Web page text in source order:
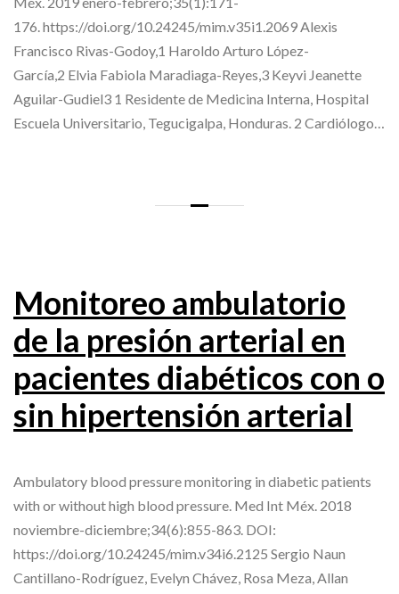
176. https://doi.org/10.24245/mim.v35i1.2069 Alexis
Francisco Rivas-Godoy,1 Haroldo Arturo López-
García,2 Elvia Fabiola Maradiaga-Reyes,3 Keyvi Jeanette
Aguilar-Gudiel3 1 Residente de Medicina Interna, Hospital
Escuela Universitario, Tegucigalpa, Honduras. 2 Cardiólogo…
Monitoreo ambulatorio
de la presión arterial en
pacientes diabéticos con o
sin hipertensión arterial
Ambulatory blood pressure monitoring in diabetic patients
with or without high blood pressure. Med Int Méx. 2018
noviembre-diciembre;34(6):855-863. DOI:
https://doi.org/10.24245/mim.v34i6.2125 Sergio Naun
Cantillano-Rodríguez, Evelyn Chávez, Rosa Meza, Allan